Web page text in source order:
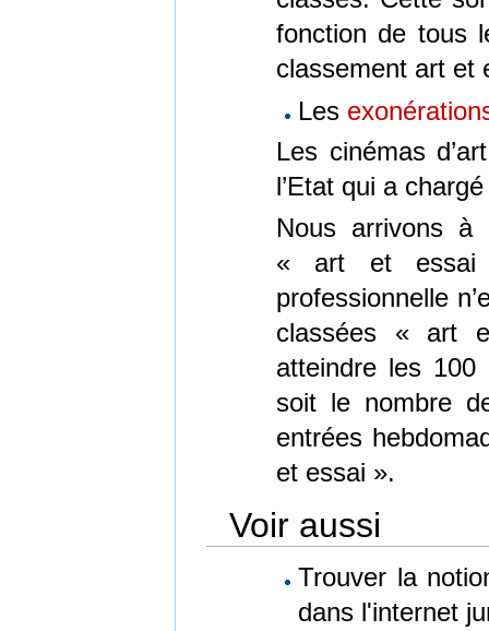
fonction de tous
classement art et
Les
Les cinémas
l’Etat qui a
Nous arrivons à
« art et essai
professionnelle
classées « art
atteindre les
soit le nombre
entrées
et essai ».
Voir aussi
Trouver la
dans l'internet